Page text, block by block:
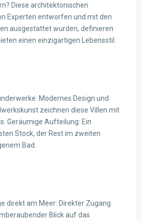
Diese architektonischen
Experten entworfen und mit den
ausgestattet wurden, definieren
einen einzigartigen Lebensstil.
Modernes Design und
zeichnen diese Villen mit
Geräumige Aufteilung: Ein
Stock, der Rest im zweiten
Bad.
direkt am Meer: Direkter Zugang
Blick auf das